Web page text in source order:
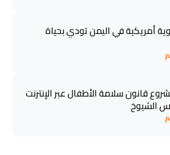
أمريكية في اليمن تودي بحياة
قانون سلامة الأطفال عبر الإنترنت
الشيوخ